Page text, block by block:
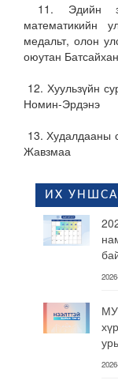
11. Эдийн
математикийн
медальт, олон
оюутан
12. Хуульзүйн
Номин-Эрдэнэ
13. Худалдааны
Жавзмаа
ИХ